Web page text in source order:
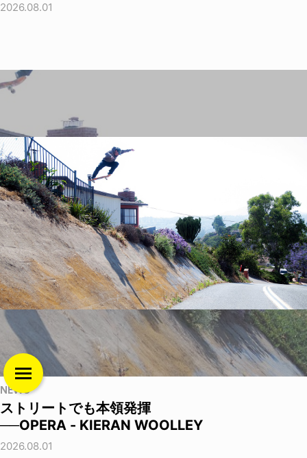
2026.08.01
NEWS
ストリートでも本領発揮
──OPERA - KIERAN WOOLLEY
2026.08.01